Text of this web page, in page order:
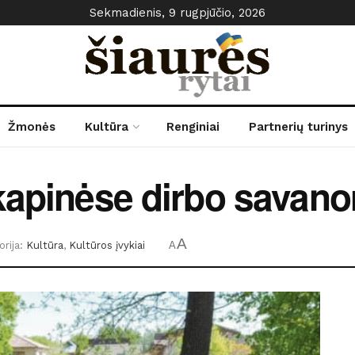
Sekmadienis, 9 rugpjūčio, 2026
Žmonės Kultūra Renginiai Partnerių turinys
dirbo
Kultūra, Kultūros įvykiai AA